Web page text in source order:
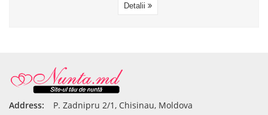
Detalii
Address:
P. Zadnipru 2/1, Chisinau, Moldova